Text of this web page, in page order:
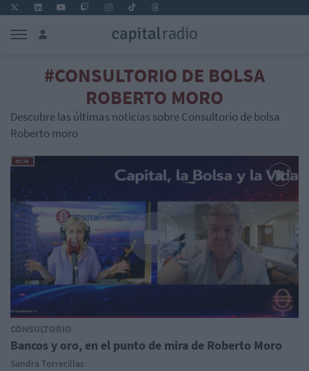
#CONSULTORIO DE BOLSA
ROBERTO MORO
Descubre las últimas noticias sobre Consultorio de bolsa
Roberto moro
CONSULTORIO
Bancos y oro, en el punto de mira de Roberto Moro
Sandra Torrecillas